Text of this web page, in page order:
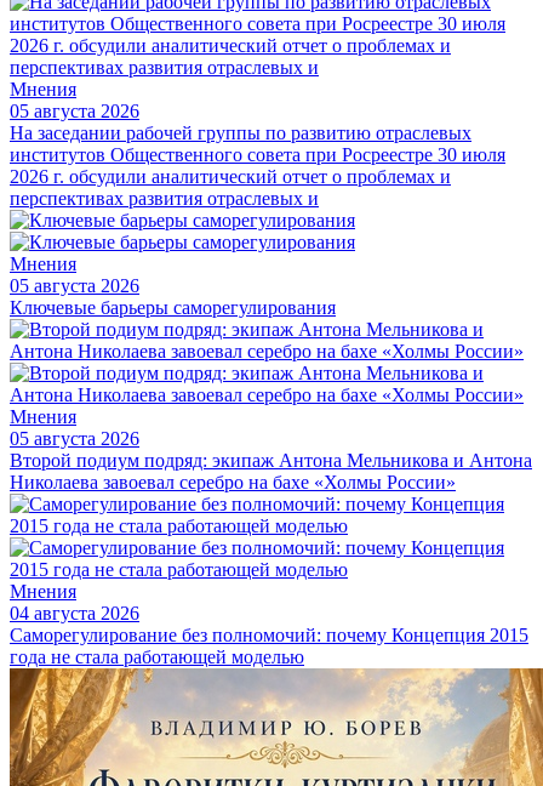
Мнения
05 августа 2026
На заседании рабочей группы по развитию отраслевых
институтов Общественного совета при Росреестре 30 июля
2026 г. обсудили аналитический отчет о проблемах и
перспективах развития отраслевых и
Мнения
05 августа 2026
Ключевые барьеры саморегулирования
Мнения
05 августа 2026
Второй подиум подряд: экипаж Антона Мельникова и Антона
Николаева завоевал серебро на бахе «Холмы России»
Мнения
04 августа 2026
Саморегулирование без полномочий: почему Концепция 2015
года не стала работающей моделью